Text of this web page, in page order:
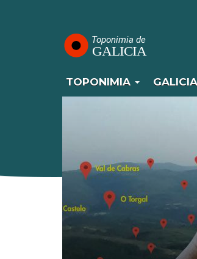
principal
TOPONIMIA